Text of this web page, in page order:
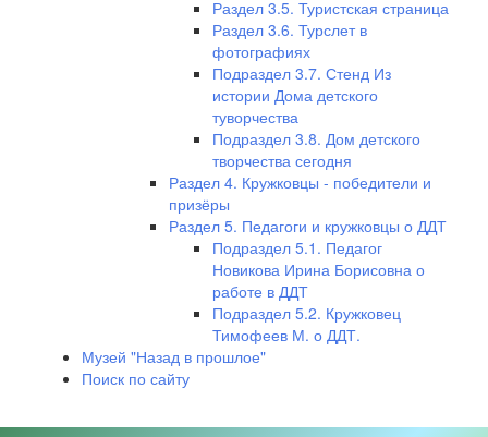
Раздел 3.5. Туристская страница
Раздел 3.6. Турслет в
фотографиях
Подраздел 3.7. Стенд Из
истории Дома детского
туворчества
Подраздел 3.8. Дом детского
творчества сегодня
Раздел 4. Кружковцы - победители и
призёры
Раздел 5. Педагоги и кружковцы о ДДТ
Подраздел 5.1. Педагог
Новикова Ирина Борисовна о
работе в ДДТ
Подраздел 5.2. Кружковец
Тимофеев М. о ДДТ.
Музей "Назад в прошлое"
Поиск по сайту